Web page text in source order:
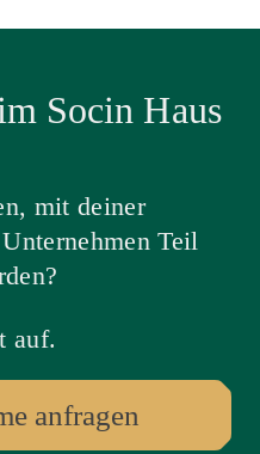
Socin Haus
mit deiner
Teil
auf.
anfragen